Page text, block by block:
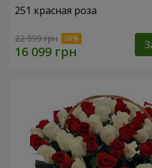
251 красная роза
22 999 грн